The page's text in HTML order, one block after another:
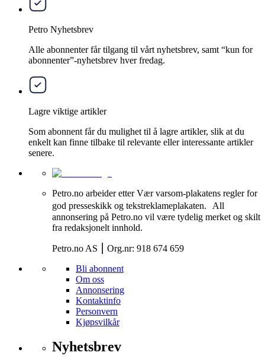
Petro Nyhetsbrev
Alle abonnenter får tilgang til vårt nyhetsbrev, samt “kun for
abonnenter”-nyhetsbrev hver fredag.
Lagre viktige artikler
Som abonnent får du mulighet til å lagre artikler, slik at du
enkelt kan finne tilbake til relevante eller interessante artikler
senere.
Petro.no arbeider etter Vær varsom-plakatens regler for
god presseskikk og tekstreklameplakaten. All
annonsering på Petro.no vil være tydelig merket og skilt
fra redaksjonelt innhold.
Petro.no AS ⎮ Org.nr: 918 674 659
Bli abonnent
Om oss
Annonsering
Kontaktinfo
Personvern
Kjøpsvilkår
Nyhetsbrev